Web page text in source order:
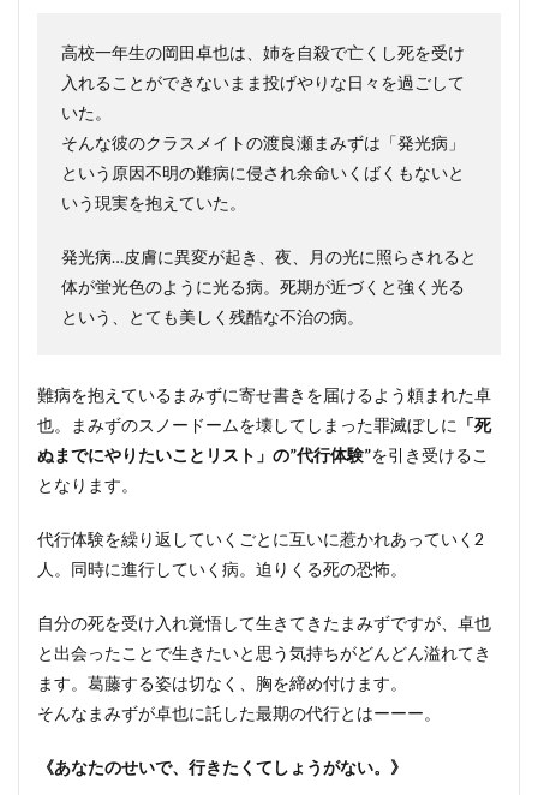
高校一年生の岡田卓也は、姉を自殺で亡くし死を受け
入れることができないまま投げやりな日々を過ごして
いた。
そんな彼のクラスメイトの渡良瀬まみずは「発光病」
という原因不明の難病に侵され余命いくばくもないと
いう現実を抱えていた。
発光病…皮膚に異変が起き、夜、月の光に照らされると
体が蛍光色のように光る病。死期が近づくと強く光る
という、とても美しく残酷な不治の病。
難病を抱えているまみずに寄せ書きを届けるよう頼まれた卓
也。まみずのスノードームを壊してしまった罪滅ぼしに 「死
ぬまでにやりたいことリスト」の”代行体験”を引き受けるこ
となります。
代行体験を繰り返していくごとに互いに惹かれあっていく2
人。同時に進行していく病。迫りくる死の恐怖。
自分の死を受け入れ覚悟して生きてきたまみずですが、卓也
と出会ったことで生きたいと思う気持ちがどんどん溢れてき
ます。葛藤する姿は切なく、胸を締め付けます。
そんなまみずが卓也に託した最期の代行とはーーー。
《あなたのせいで、行きたくてしょうがない。》